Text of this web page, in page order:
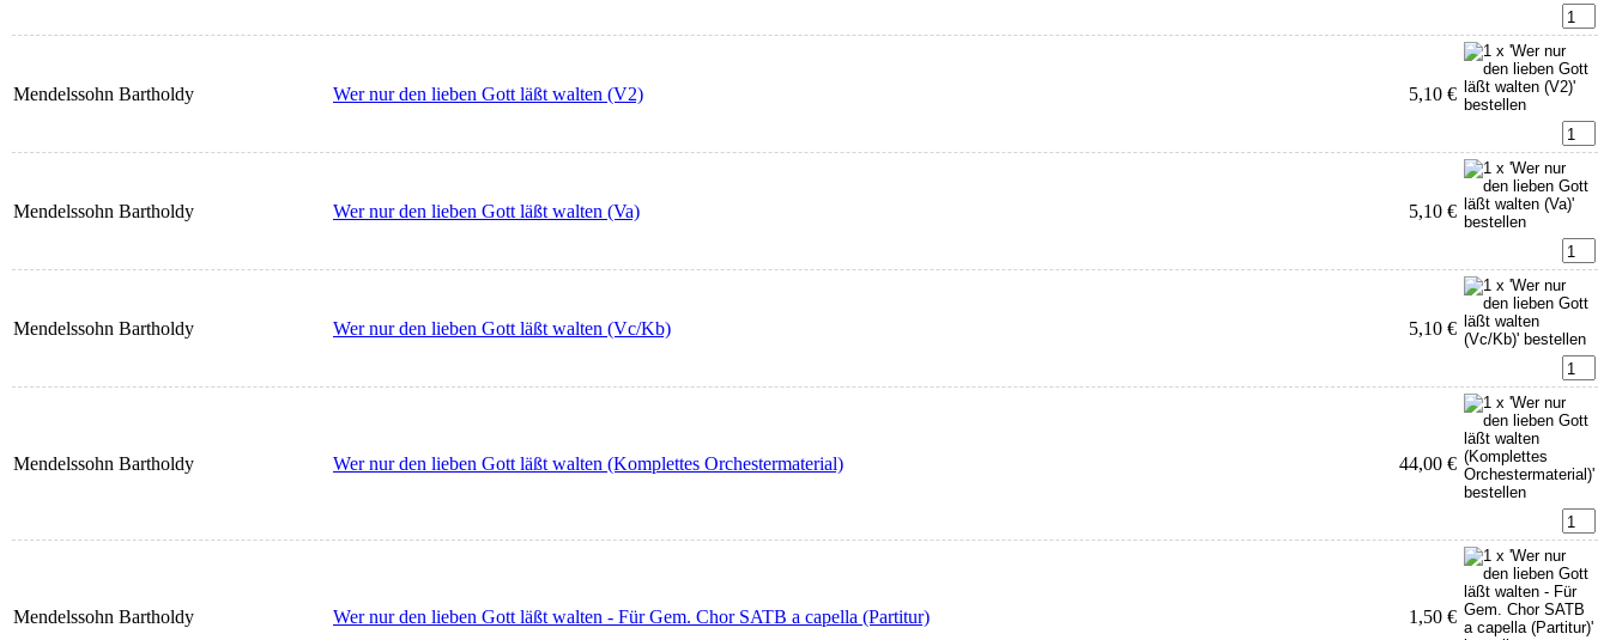
Mendelssohn Bartholdy Wer nur den lieben Gott läßt walten (V2) 5,10 €
Mendelssohn Bartholdy Wer nur den lieben Gott läßt walten (Va) 5,10 €
Mendelssohn Bartholdy Wer nur den lieben Gott läßt walten (Vc/Kb) 5,10 €
Mendelssohn Bartholdy Wer nur den lieben Gott läßt walten (Komplettes Orchestermaterial) 44,00 €
Mendelssohn Bartholdy Wer nur den lieben Gott läßt walten - Für Gem. Chor SATB a capella (Partitur) 1,50 €